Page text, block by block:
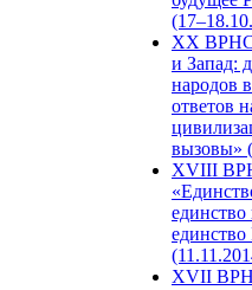
XX ВРНС
и Запад:
народов
ответов
вызовы»
XVIII
единство
единство
XVII